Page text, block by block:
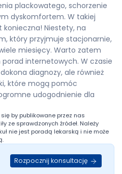
plackowatego, schorzenie
dyskomfortem. W takiej
Niestety, na
który przyjmuje stacjonarnie,
miesięcy. Warto zatem
internetowych. W czasie
diagnozy, ale również
które mogą pomóc
udogodnienie dla
by publikowane przez nas
ze sprawdzonych źródeł. Należy
nie jest poradą lekarską i nie może
Rozpocznij konsultację